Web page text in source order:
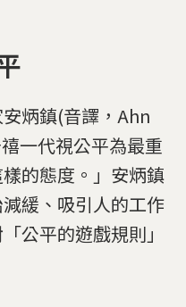
炳鎮(音譯，Ahn
一代視公平為最重
的態度。」安炳鎮
緩、吸引人的工作
公平的遊戲規則」